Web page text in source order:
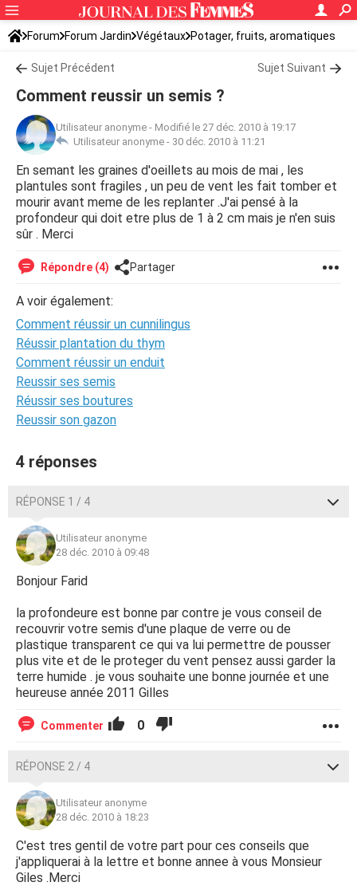
Forum Forum Jardin Végétaux Potager, fruits, aromatiques
Sujet Précédent Sujet Suivant
Comment reussir un semis ?
Utilisateur anonyme - Modifié le 27 déc. 2010 à 19:17
Utilisateur anonyme - 30 déc. 2010 à 11:21
En semant les graines d'oeillets au mois de mai , les
plantules sont fragiles , un peu de vent les fait tomber et
mourir avant meme de les replanter .J'ai pensé à la
profondeur qui doit etre plus de 1 à 2 cm mais je n'en suis
sûr . Merci
Répondre (4) Partager
A voir également:
Comment réussir un cunnilingus
Réussir plantation du thym
Comment réussir un enduit
Reussir ses semis
Réussir ses boutures
Reussir son gazon
4 réponses
RÉPONSE 1 / 4
Utilisateur anonyme
28 déc. 2010 à 09:48
Bonjour Farid
la profondeure est bonne par contre je vous conseil de
recouvrir votre semis d'une plaque de verre ou de
plastique transparent ce qui va lui permettre de pousser
plus vite et de le proteger du vent pensez aussi garder la
terre humide . je vous souhaite une bonne journée et une
heureuse année 2011 Gilles
Commenter 0
RÉPONSE 2 / 4
Utilisateur anonyme
28 déc. 2010 à 18:23
C'est tres gentil de votre part pour ces conseils que
j'appliquerai à la lettre et bonne annee à vous Monsieur
Giles .Merci